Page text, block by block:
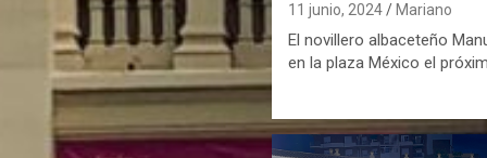
11 junio, 2024 Mariano
El novillero albaceteño
en la plaza México el